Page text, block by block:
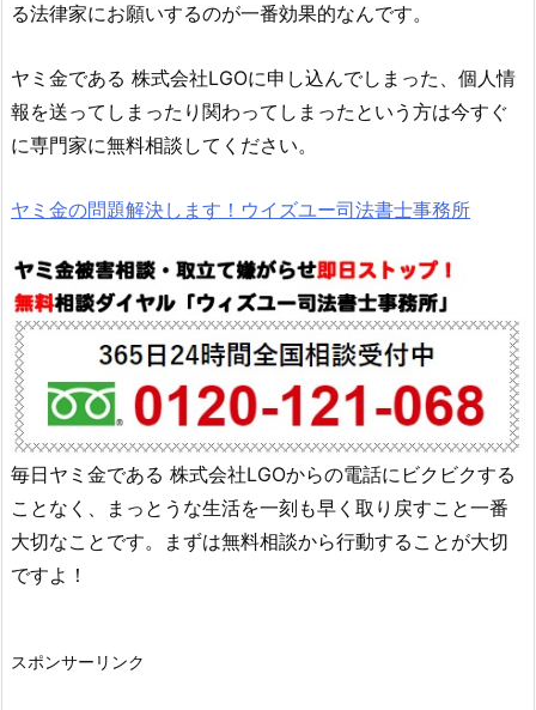
る法律家にお願いするのが一番効果的なんです。
ヤミ金である 株式会社LGOに申し込んでしまった、個人情
報を送ってしまったり関わってしまったという方は今すぐ
に専門家に無料相談してください。
ヤミ金の問題解決します！ウイズユー司法書士事務所
毎日ヤミ金である 株式会社LGOからの電話にビクビクする
ことなく、まっとうな生活を一刻も早く取り戻すこと一番
大切なことです。まずは無料相談から行動することが大切
ですよ！
スポンサーリンク